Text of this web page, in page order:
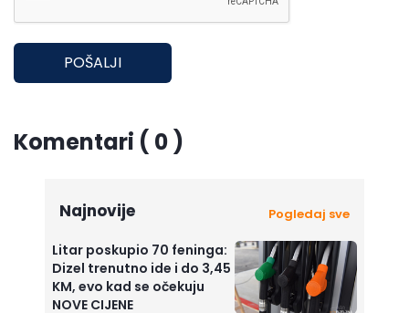
POŠALJI
Komentari ( 0 )
Najnovije Pogledaj sve
Litar poskupio 70 feninga:
Dizel trenutno ide i do 3,45
KM, evo kad se očekuju
NOVE CIJENE